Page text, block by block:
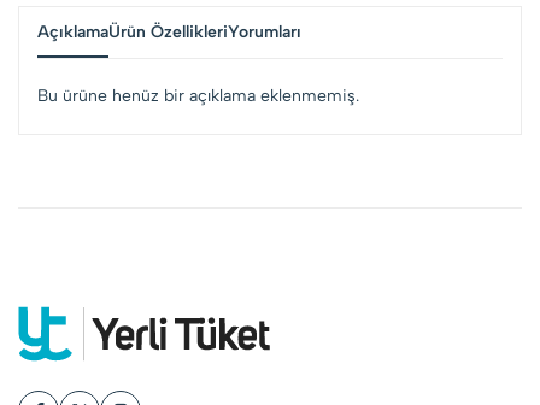
AçıklamaÜrün ÖzellikleriYorumları
Bu ürüne henüz bir açıklama eklenmemiş.